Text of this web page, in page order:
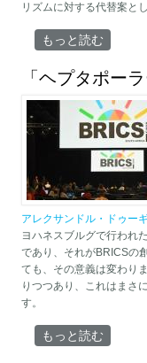
リズムに対する代替案と
「アレクサンドル
もっと読む
「ヘプタポー
アレクサンドル・ドゥー
ヨハネスブルグで行われ
であり、それがBRICSの
ても、その意義は変わり
りつつあり、これはまさ
す。
「ヘプタポーラー
もっと読む